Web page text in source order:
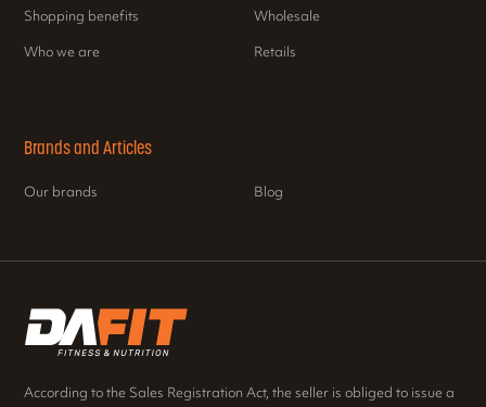
Shopping benefits
Who we are
Wholesale
Retails
Brands and Articles
Our brands Blog
According to the Sales Registration Act, the seller is obliged to issue a